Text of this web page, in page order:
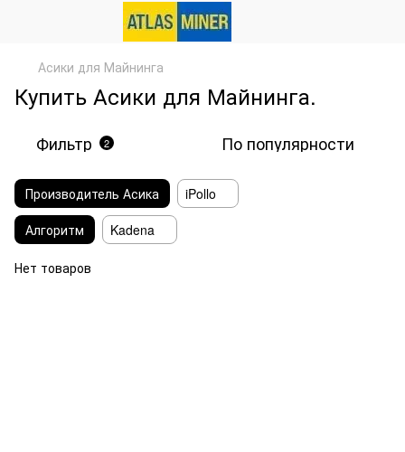
Асики для Майнинга
Купить Асики для Майнинга.
Фильтр 2 По популярности
Производитель Асика
iPollo
Алгоритм
Kadena
Нет товаров